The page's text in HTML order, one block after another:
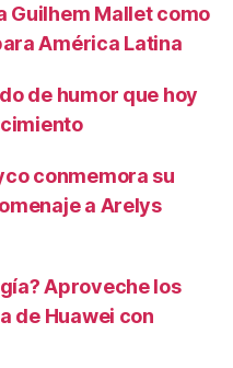
Guilhem Mallet como
América Latina
de humor que hoy
conmemora su
a Arelys
Aproveche los
de Huawei con